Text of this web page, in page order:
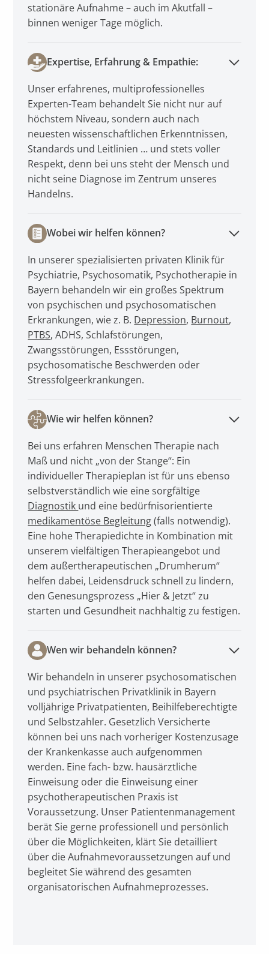
stationäre Aufnahme – auch im Akutfall –
binnen weniger Tage möglich.
Expertise, Erfahrung & Empathie:
Unser erfahrenes, multiprofessionelles
Experten-Team behandelt Sie nicht nur auf
höchstem Niveau, sondern auch nach
neuesten wissenschaftlichen Erkenntnissen,
Standards und Leitlinien … und stets voller
Respekt, denn bei uns steht der Mensch und
nicht seine Diagnose im Zentrum unseres
Handelns.
Wobei wir helfen können?
In unserer spezialisierten privaten Klinik für
Psychiatrie, Psychosomatik, Psychotherapie in
Bayern behandeln wir ein großes Spektrum
von psychischen und psychosomatischen
Erkrankungen, wie z. B. Depression, Burnout,
PTBS, ADHS, Schlafstörungen,
Zwangsstörungen, Essstörungen,
psychosomatische Beschwerden oder
Stressfolgeerkrankungen.
Wie wir helfen können?
Bei uns erfahren Menschen Therapie nach
Maß und nicht „von der Stange“: Ein
individueller Therapieplan ist für uns ebenso
selbstverständlich wie eine sorgfältige
Diagnostik und eine bedürfnisorientierte
medikamentöse Begleitung(falls notwendig).
Eine hohe Therapiedichte in Kombination mit
unserem vielfältigen Therapieangebot und
dem außertherapeutischen „Drumherum“
helfen dabei, Leidensdruck schnell zu lindern,
den Genesungsprozess „Hier & Jetzt“ zu
starten und Gesundheit nachhaltig zu festigen.
Wen wir behandeln können?
Wir behandeln in unserer psychosomatischen
und psychiatrischen Privatklinik in Bayern
volljährige Privatpatienten, Beihilfeberechtigte
und Selbstzahler. Gesetzlich Versicherte
können bei uns nach vorheriger Kostenzusage
der Krankenkasse auch aufgenommen
werden. Eine fach- bzw. hausärztliche
Einweisung oder die Einweisung einer
psychotherapeutischen Praxis ist
Voraussetzung. Unser Patientenmanagement
berät Sie gerne professionell und persönlich
über die Möglichkeiten, klärt Sie detailliert
über die Aufnahmevoraussetzungen auf und
begleitet Sie während des gesamten
organisatorischen Aufnahmeprozesses.